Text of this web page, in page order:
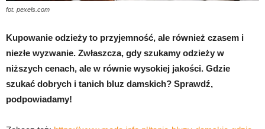
fot. pexels.com
Kupowanie odzieży to przyjemność, ale również czasem i
niezłe wyzwanie. Zwłaszcza, gdy szukamy odzieży w
niższych cenach, ale w równie wysokiej jakości. Gdzie
szukać dobrych i tanich bluz damskich? Sprawdź,
podpowiadamy!